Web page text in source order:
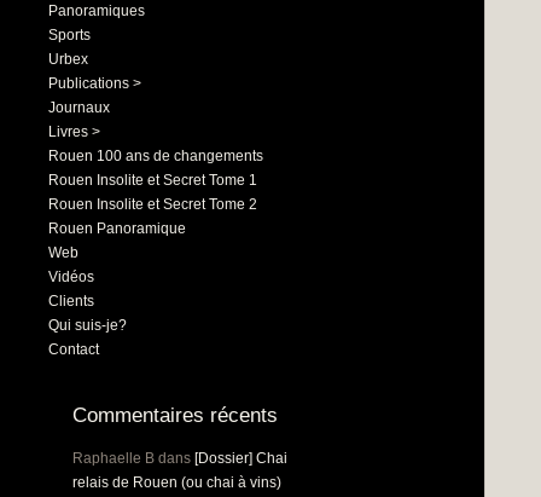
Panoramiques
Sports
Urbex
Publications >
Journaux
Livres >
Rouen 100 ans de changements
Rouen Insolite et Secret Tome 1
Rouen Insolite et Secret Tome 2
Rouen Panoramique
Web
Vidéos
Clients
Qui suis-je?
Contact
Commentaires récents
Raphaelle B dans [Dossier] Chai
relais de Rouen (ou chai à vins)